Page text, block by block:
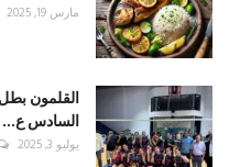
مارس 19, 2025
القلمون
السادس ع...
يوليو 3, 2025